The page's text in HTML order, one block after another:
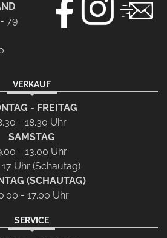
79
VERKAUF
- FREITAG
- 18.30 Uhr
SAMSTAG
- 13.00 Uhr
Uhr (Schautag)
(SCHAUTAG)
- 17.00 Uhr
SERVICE